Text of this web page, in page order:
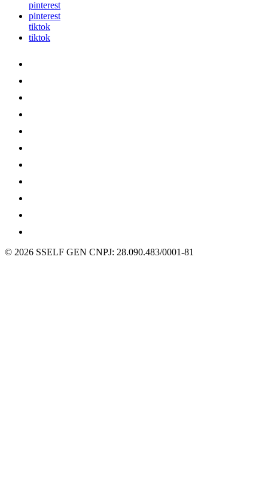
pinterest
pinterest
tiktok
tiktok
© 2026 SSELF GEN CNPJ: 28.090.483/0001-81